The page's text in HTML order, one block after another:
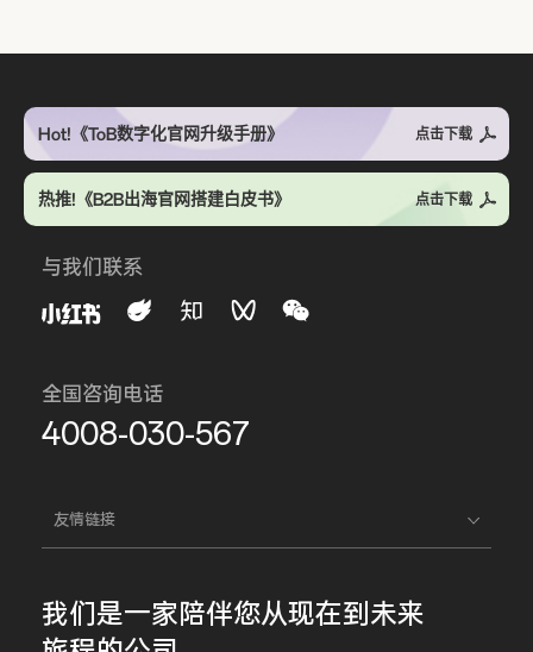
Hot!《ToB数字化官网升级手册》 点击下载
热推!《B2B出海官网搭建白皮书》 点击下载
与我们联系
全国咨询电话
4008-030-567
友情链接
我们是一家陪伴您从现在到未来